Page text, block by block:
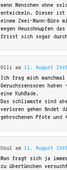
wenn Menschen ohne
entwickeln. Dieser ist
einem Zwei-Mann-Büro
wegen Heuschnupfen
frisst sich sogar
Olli am 11. August
Ich frag mich
Geruchssensoren
eine Kuhflade.
Das schlimmste sind
verloren gehen findet
gebrochenen Pfote und
Usul am 11. August
Man fragt sich ja
zu übertünchen